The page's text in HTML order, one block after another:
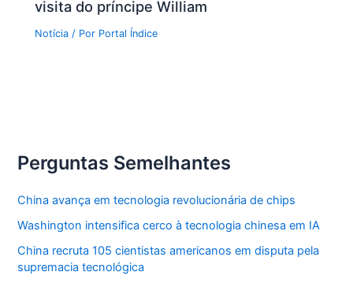
visita do príncipe William
Notícia / Por Portal Índice
Perguntas Semelhantes
China avança em tecnologia revolucionária de chips
Washington intensifica cerco à tecnologia chinesa em IA
China recruta 105 cientistas americanos em disputa pela
supremacia tecnológica